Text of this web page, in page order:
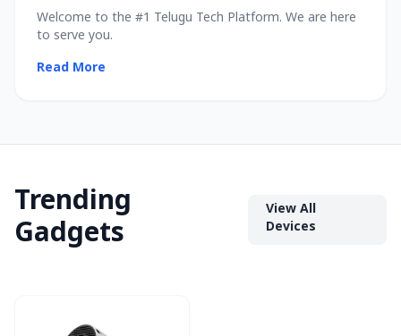
Welcome to the #1 Telugu Tech Platform. We are here
to serve you.
Read More
Trending
Gadgets
View All
Devices